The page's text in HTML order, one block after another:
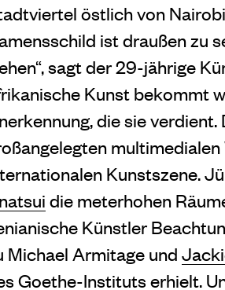
östlich von
ist draußen zu
sagt der 29-jährige
Kunst bekommt
die sie
Kunstszene.
die meterhohen
Künstler
Michael Armitage und
Goethe-Instituts erhielt.